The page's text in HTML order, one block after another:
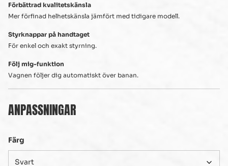
Förbättrad kvalitetskänsla
Mer förfinad helhetskänsla jämfört med tidigare modell.
Styrknappar på handtaget
För enkel och exakt styrning.
Följ mig-funktion
Vagnen följer dig automatiskt över banan.
ANPASSNINGAR
Färg